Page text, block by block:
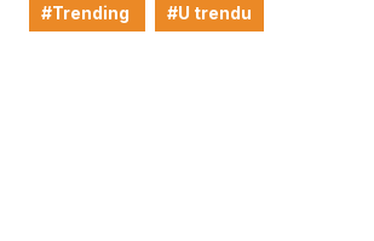
#Trending #U trendu